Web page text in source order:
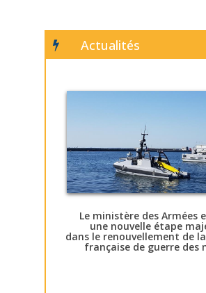
Actualités
Le ministère des Armées
une nouvelle étape
dans le renouvellement de
française de guerre des